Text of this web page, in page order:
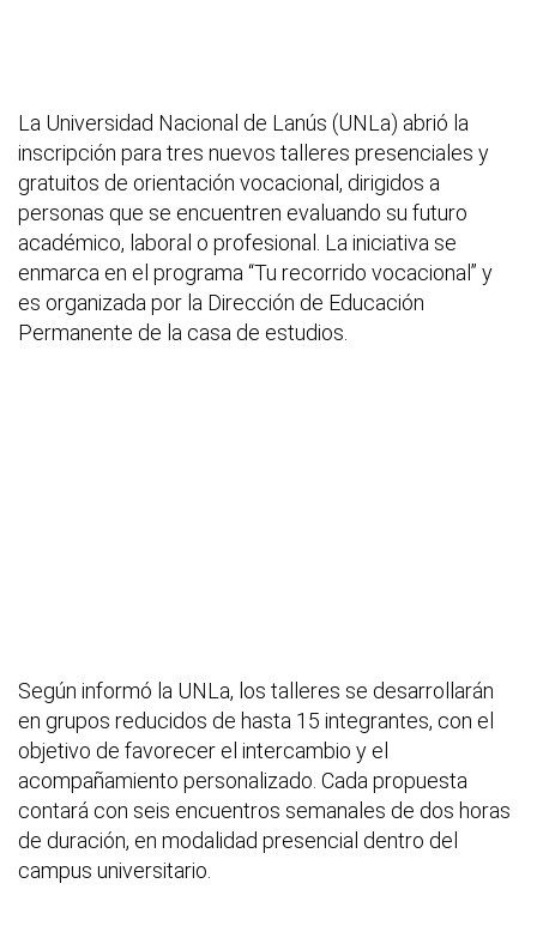
La Universidad Nacional de Lanús (UNLa) abrió la
inscripción para tres nuevos talleres presenciales y
gratuitos de orientación vocacional, dirigidos a
personas que se encuentren evaluando su futuro
académico, laboral o profesional. La iniciativa se
enmarca en el programa “Tu recorrido vocacional” y
es organizada por la Dirección de Educación
Permanente de la casa de estudios.
Según informó la UNLa, los talleres se desarrollarán
en grupos reducidos de hasta 15 integrantes, con el
objetivo de favorecer el intercambio y el
acompañamiento personalizado. Cada propuesta
contará con seis encuentros semanales de dos horas
de duración, en modalidad presencial dentro del
campus universitario.